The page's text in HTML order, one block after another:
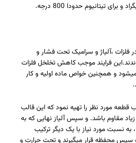
فلزات ،آلیاژ و سرامیک تحت فشار و
فرایند موجب کاهش تخلخل فلزات
و همچنین خواص ماده اولیه و کار
قطعه مورد نظر را تهیه نمود که این قالب
مقاوم باشد. و سپس آلیاز نهایی که به
نسبت مورد نیاز با یک دیگر ترکیب
سپس محفظه قرار میگیرند و تحت حرارت و